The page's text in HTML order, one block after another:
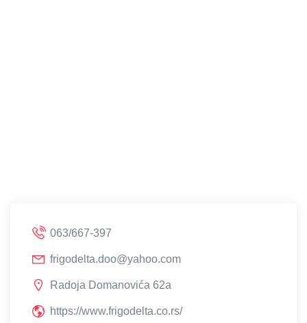
063/667-397
frigodelta.doo@yahoo.com
Radoja Domanovića 62a
https://www.frigodelta.co.rs/